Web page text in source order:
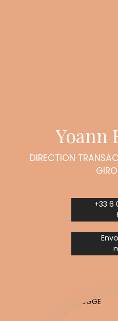
Yoann
DIRECTION
+33 6